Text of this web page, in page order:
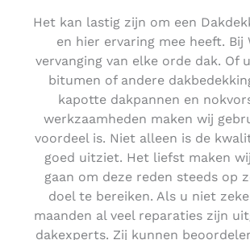
Het kan lastig zijn om een
en hier ervaring mee heeft.
vervanging van elke orde dak.
bitumen of andere
kapotte dakpannen en
werkzaamheden maken wij
voordeel is. Niet alleen is de
goed uitziet. Het liefst maken
gaan om deze reden steeds op
doel te bereiken. Als u niet
maanden al veel reparaties zijn
dakexperts. Zij kunnen